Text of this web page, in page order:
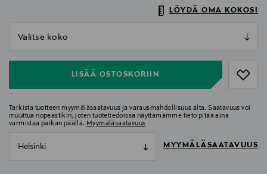
LÖYDÄ OMA KOKOSI
LISÄÄ OSTOSKORIIN
Tarkista tuotteen myymäläsaatavuus ja varausmahdollisuus alta. Saatavuus voi
muuttua nopeastikin, joten tuotetiedoissa näyttämämme tieto pitää aina
varmistaa paikan päällä. Myymäläsaatavuus
Helsinki MYYMÄLÄSAATAVUUS